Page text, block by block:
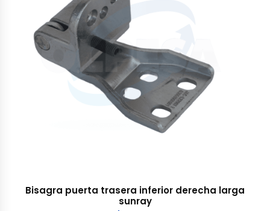
Bisagra puerta trasera inferior derecha larga
sunray